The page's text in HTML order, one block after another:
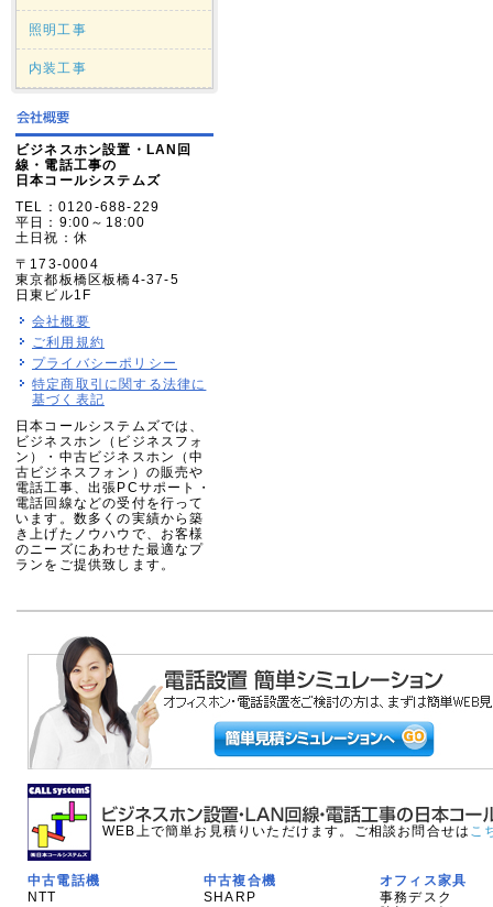
照明工事
内装工事
ビジネスホン設置・LAN回
線・電話工事の
日本コールシステムズ
TEL：0120-688-229
平日：9:00～18:00
土日祝：休
〒173-0004
東京都板橋区板橋4-37-5
日東ビル1F
会社概要
ご利用規約
プライバシーポリシー
特定商取引に関する法律に
基づく表記
日本コールシステムズでは、
ビジネスホン（ビジネスフォ
ン）・中古ビジネスホン（中
古ビジネスフォン）の販売や
電話工事、出張PCサポート・
電話回線などの受付を行って
います。数多くの実績から築
き上げたノウハウで、お客様
のニーズにあわせた最適なプ
ランをご提供致します。
WEB上で簡単お見積りいただけます。ご相談お問合せは こ
中古電話機
NTT
中古複合機
SHARP
オフィス家具
事務デスク